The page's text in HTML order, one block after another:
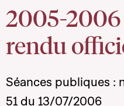
2005-
rendu
Séances publiques :
51 du 13/07/2006